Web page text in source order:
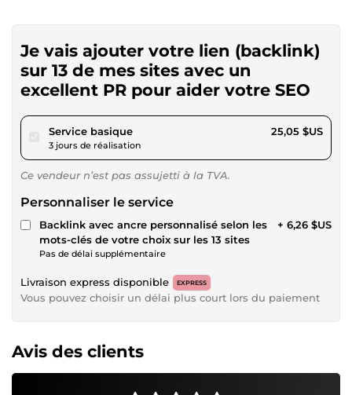
Je vais ajouter votre lien (backlink)
sur 13 de mes sites avec un
excellent PR pour aider votre SEO
Service basiquepour 23,08 $US
3 jours de réalisation
25,05 $US
Ce vendeur n’est pas assujetti à la TVA.
Personnaliser le service
Backlink avec ancre personnalisé selon les
mots-clés de votre choix sur les 13 sites
Pas de délai supplémentaire
+ 6,26 $US
Livraison express disponible EXPRESS
Vous pouvez choisir un délai plus court lors du paiement
Avis des clients